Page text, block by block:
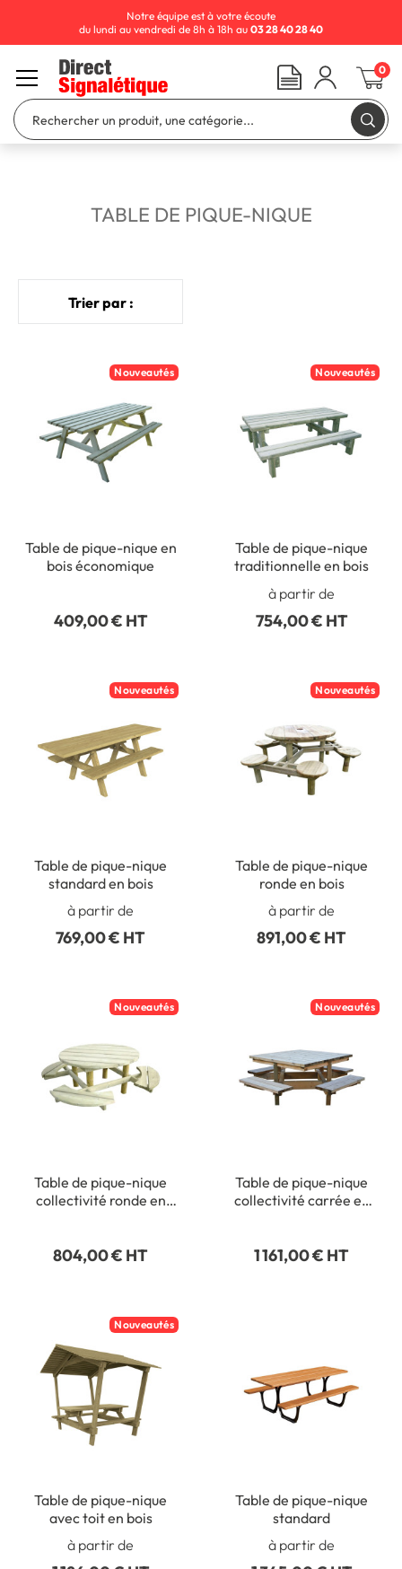
TABLE DE PIQUE-NIQUE
Trier par :
Nouveautés
Table de pique-nique en
bois économique
409,00 € HT
Nouveautés
Table de pique-nique
traditionnelle en bois
à partir de
754,00 € HT
Nouveautés
Table de pique-nique
standard en bois
à partir de
769,00 € HT
Nouveautés
Table de pique-nique
ronde en bois
à partir de
891,00 € HT
Nouveautés
Table de pique-nique
collectivité ronde en
804,00 € HT
Nouveautés
Table de pique-nique
collectivité carrée en
1 161,00 € HT
Nouveautés
Table de pique-nique
avec toit en bois
à partir de
Table de pique-nique
standard
à partir de
Notre équipe est à votre écoute
du lundi au vendredi de 8h à 18h au 03 28 40 28 40
0